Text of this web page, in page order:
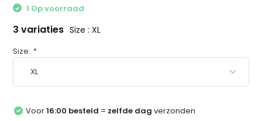
1 Op voorraad
3 variaties Size : XL
Size: *
Voor16:00 besteld = zelfde dag verzonden